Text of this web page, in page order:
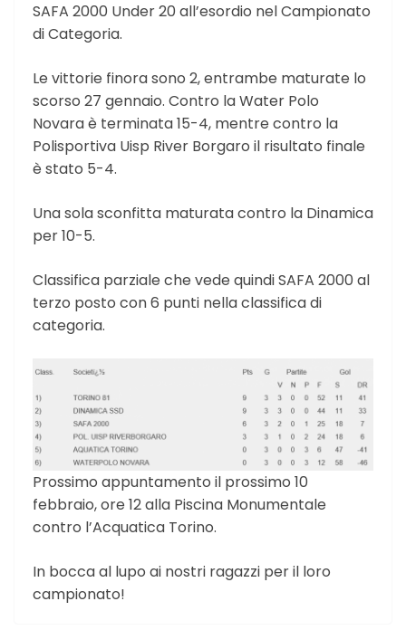
SAFA 2000 Under 20 all’esordio nel Campionato
di Categoria.
Le vittorie finora sono 2, entrambe maturate lo
scorso 27 gennaio. Contro la Water Polo
Novara è terminata 15-4, mentre contro la
Polisportiva Uisp River Borgaro il risultato finale
è stato 5-4.
Una sola sconfitta maturata contro la Dinamica
per 10-5.
Classifica parziale che vede quindi SAFA 2000 al
terzo posto con 6 punti nella classifica di
categoria.
Prossimo appuntamento il prossimo 10
febbraio, ore 12 alla Piscina Monumentale
contro l’Acquatica Torino.
In bocca al lupo ai nostri ragazzi per il loro
campionato!